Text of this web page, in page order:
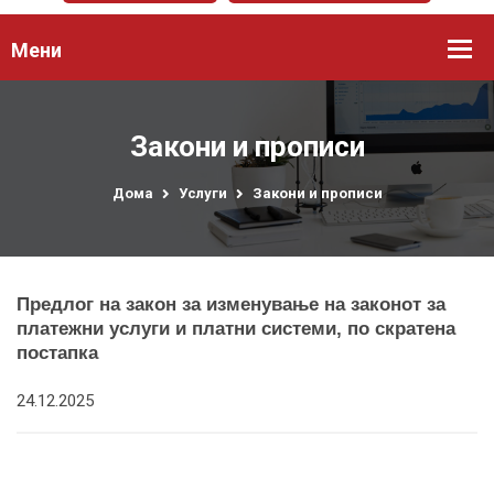
Мени
Закони и прописи
Дома Услуги Закони и прописи
Предлог на закон за изменување на законот за
платежни услуги и платни системи, по скратена
постапка
24.12.2025